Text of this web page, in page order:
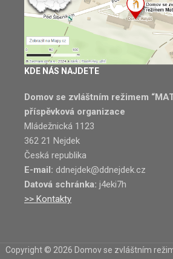
KDE NÁS NAJDETE
Domov se zvláštním režimem
příspěvková organizace
Mládežnická 1123
362 21 Nejdek
Česká republika
E-mail: ddnejdek@ddnejdek.cz
Datová schránka: j4eki7h
>> Kontakty
Copyright © 2026 Domov se zvláštním